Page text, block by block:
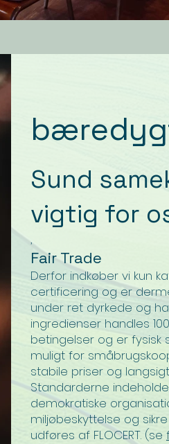
Sund
vigtig for
,
Fair Trade
Derfor indkøber vi kun
certificering og er
under ret dyrkede og
ingredienser handles
betingelser og er fysisk
muligt for
stabile priser og
Standarderne
demokratiske
miljøbeskyttelse og
udføres af FLOCERT. (se